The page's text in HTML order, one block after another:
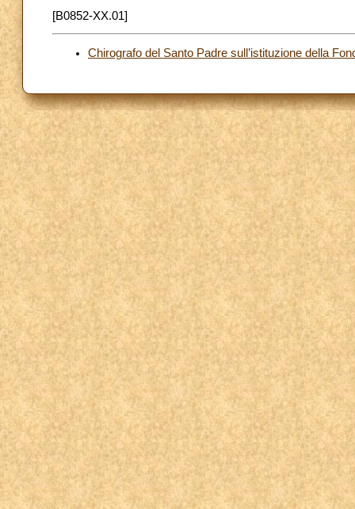
[B0852-XX.01]
Chirografo del Santo Padre sull’istituzione della